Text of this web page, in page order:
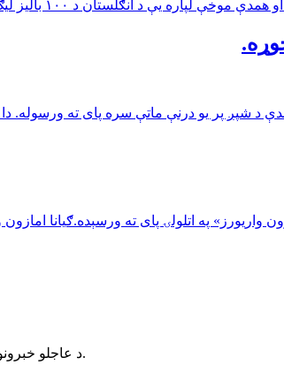
۱۰۰ بالیز لیګ سیالۍ پرېښي او د اېرلنډ پر…
د عاجلو خبرونو، کلیپونو او تازه معلوماتو رسمي چینلونه.